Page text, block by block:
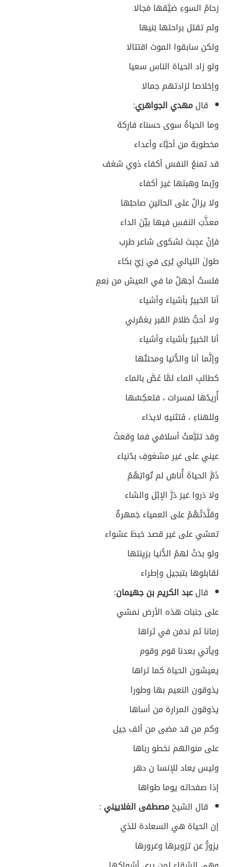
زحامُ السوءِ ضيَّقها مَجالا
ولم تقتل براحتها بَنيها
ولكن سابقوا الموتَ اقتتالا
ولو زاد الحياة الناس سعيا
وإخلاصا لزادتهم جمالا
قالمهدي الجواهري:
وما الحياةُ سوى حسناءَ فارِكة
مخطوبة من أحبَّاء وأعداء
قد تمنعُ النفسَ أكفاء ذوي شغف
ورّبما وهبتها غيرَ أكفاء
ولا يزالُ على الحالينِ صاحبُها
معذَّبَ النفسِ فيها بيِّنَ الداء
فإنْ عجِبتَ لشكوى شاعر طرِب
طولَ الليالي يُرى في زيّ بكاء
فلستُ أجهلُ ما في العيش من نِعمٍ
أنا الخبيرُ بأشياء وأشياء
ولا أحبُّ ظلامَ القبر يغمُرني
أنا الخبيرُ بأشياء وأشياء
وإنَّما أنا والدُّنيا ومحنتُها
كطالبِ الماء لمَّا غَصَّ بالماء
أُريدُها لمسرات ، فتعكِسُها
وللهناءِ ، فَتثنيهِ لايذاء
وقد تتبَّعتُ أسلافي فما وقعتْ
عيني على غير مشغوفِ بدُنياء
ذَمَّ الحياةَ أُناسٌ لم تُواتِهُمُ
ولا دَروا غيرَ دَرَّ الإبْل والشاء
وقلَّدَتْهُمْ على العمياء جَمهرةٌ
تمشي على غير قصد خبطَ عشواء
ولو بدَتْ لهمُ الدُّنيا بزيِنتها
لقابلوها بتبجيل وإطراء
قالعبد الكريم بن جهيمان:
على جنبات هذه الأرض نمشي
زمانا ثم ندفن في ثراها
ويأتي بعدنا قوم وقوم
يعيشون الحياة كما تراها
يذوقون النعيم بها وطورا
يذوقون المرارة من أساها
وكم من قد مضى من ألف جيل
على منوالهم نخطو رباها
وليس يعاد للإنسا ن دهر
إذا صفحاته يوما طواها
قال الشيخمصطفى الغلاييني :
إن الحياة هي السعادة للذي
يزورُّ عن تزويرها وغرورها